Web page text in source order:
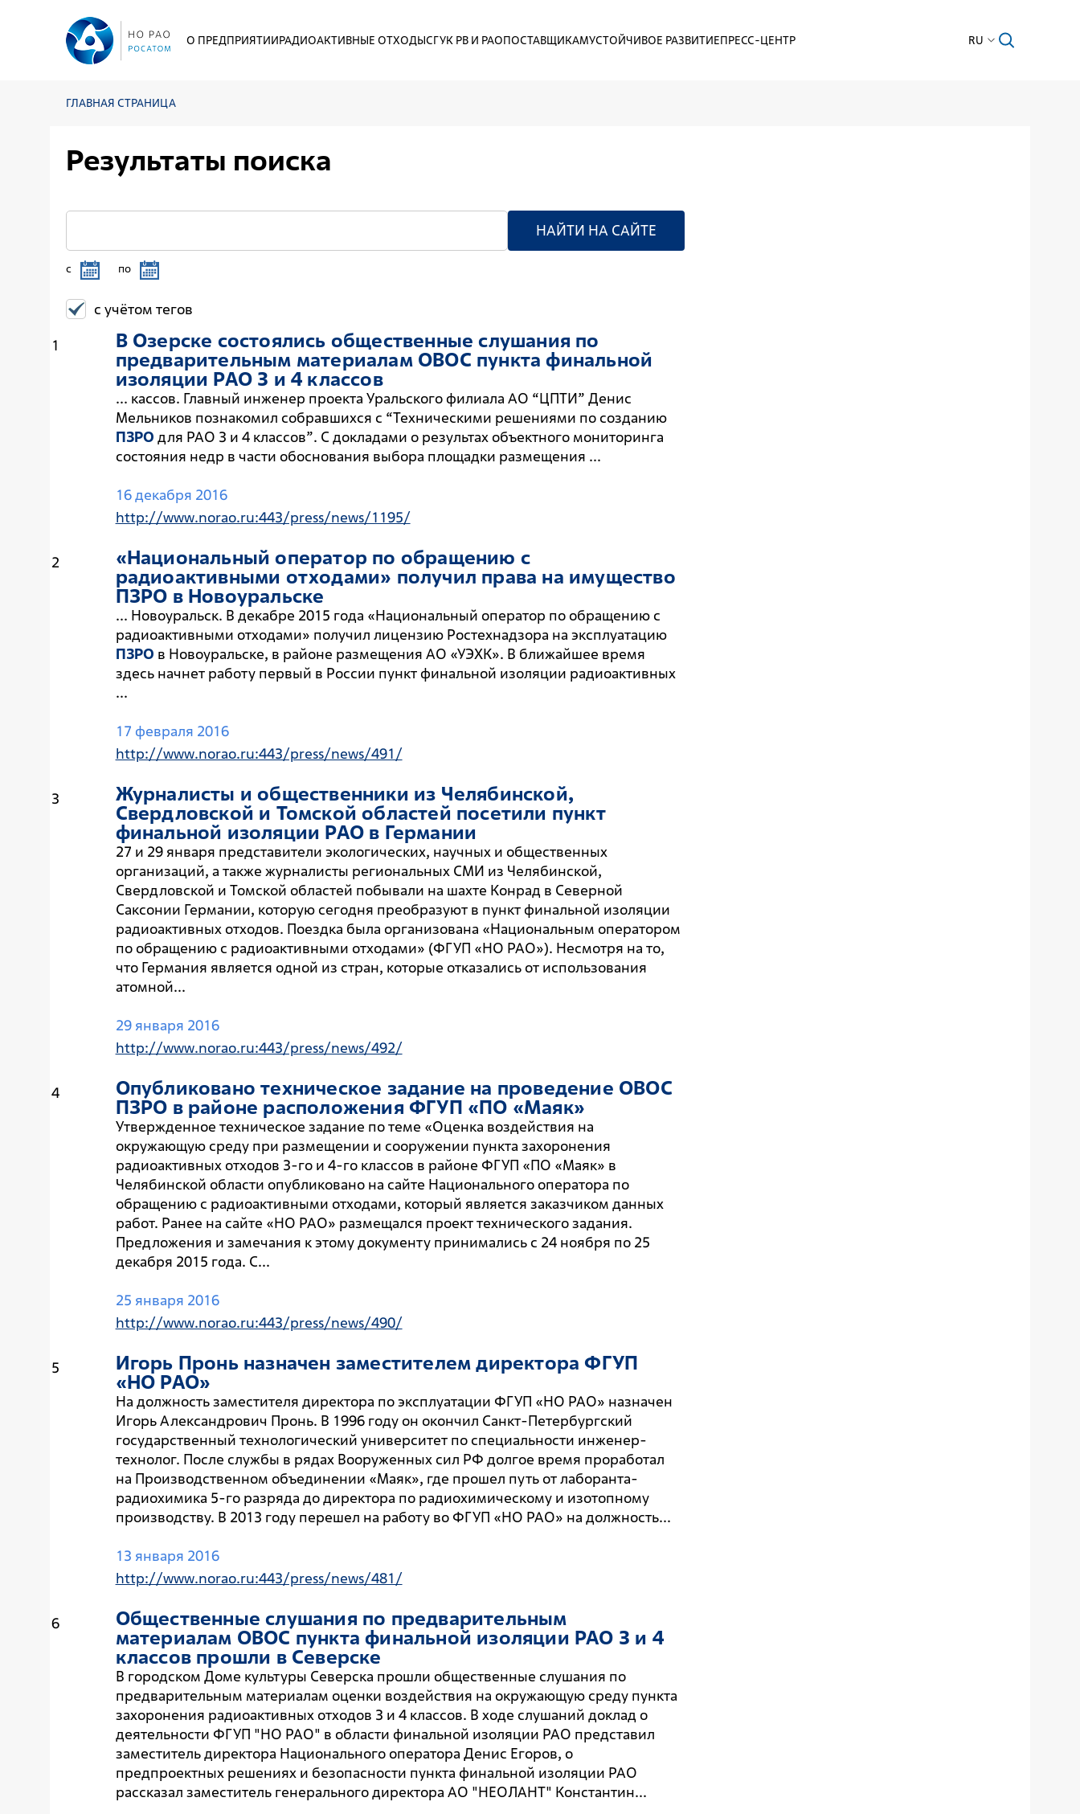
О ПРЕДПРИЯТИИРАДИОАКТИВНЫЕ ОТХОДЫСГУК РВ И РАОПОСТАВЩИКАМУСТОЙЧИВОЕ РАЗВИТИЕПРЕСС-ЦЕНТР RU
ГЛАВНАЯ СТРАНИЦА
Результаты поиска
НАЙТИ НА САЙТЕ
c по
с учётом тегов
1
В Озерске состоялись общественные слушания по
предварительным материалам ОВОС пункта финальной
изоляции РАО 3 и 4 классов
... кассов. Главный инженер проекта Уральского филиала АО “ЦПТИ” Денис
Мельников познакомил собравшихся с “Техническими решениями по созданию
ПЗРО для РАО 3 и 4 классов”. С докладами о результах объектного мониторинга
состояния недр в части обоснования выбора площадки размещения ...
16 декабря 2016
http://www.norao.ru:443/press/news/1195/
2 «Национальный оператор по обращению с
радиоактивными отходами» получил права на имущество
ПЗРО в Новоуральске
... Новоуральск. В декабре 2015 года «Национальный оператор по обращению с
радиоактивными отходами» получил лицензию Ростехнадзора на эксплуатацию
ПЗРО в Новоуральске, в районе размещения АО «УЭХК». В ближайшее время
здесь начнет работу первый в России пункт финальной изоляции радиоактивных
...
17 февраля 2016
http://www.norao.ru:443/press/news/491/
3 Журналисты и общественники из Челябинской,
Свердловской и Томской областей посетили пункт
финальной изоляции РАО в Германии
27 и 29 января представители экологических, научных и общественных
организаций, а также журналисты региональных СМИ из Челябинской,
Свердловской и Томской областей побывали на шахте Конрад в Северной
Саксонии Германии, которую сегодня преобразуют в пункт финальной изоляции
радиоактивных отходов. Поездка была организована «Национальным оператором
по обращению с радиоактивными отходами» (ФГУП «НО РАО»). Несмотря на то,
что Германия является одной из стран, которые отказались от использования
атомной...
29 января 2016
http://www.norao.ru:443/press/news/492/
4 Опубликовано техническое задание на проведение ОВОС
ПЗРО в районе расположения ФГУП «ПО «Маяк»
Утвержденное техническое задание по теме «Оценка воздействия на
окружающую среду при размещении и сооружении пункта захоронения
радиоактивных отходов 3-го и 4-го классов в районе ФГУП «ПО «Маяк» в
Челябинской области опубликовано на сайте Национального оператора по
обращению с радиоактивными отходами, который является заказчиком данных
работ. Ранее на сайте «НО РАО» размещался проект технического задания.
Предложения и замечания к этому документу принимались с 24 ноября по 25
декабря 2015 года. C...
25 января 2016
http://www.norao.ru:443/press/news/490/
5 Игорь Пронь назначен заместителем директора ФГУП
«НО РАО»
На должность заместителя директора по эксплуатации ФГУП «НО РАО» назначен
Игорь Александрович Пронь. В 1996 году он окончил Санкт-Петербургский
государственный технологический университет по специальности инженер-
технолог. После службы в рядах Вооруженных сил РФ долгое время проработал
на Производственном объединении «Маяк», где прошел путь от лаборанта-
радиохимика 5-го разряда до директора по радиохимическому и изотопному
производству. В 2013 году перешел на работу во ФГУП «НО РАО» на должность...
13 января 2016
http://www.norao.ru:443/press/news/481/
6 Общественные слушания по предварительным
материалам ОВОС пункта финальной изоляции РАО 3 и 4
классов прошли в Северске
В городском Доме культуры Северска прошли общественные слушания по
предварительным материалам оценки воздействия на окружающую среду пункта
захоронения радиоактивных отходов 3 и 4 классов. В ходе слушаний доклад о
деятельности ФГУП "НО РАО" в области финальной изоляции РАО представил
заместитель директора Национального оператора Денис Егоров, о
предпроектных решениях и безопасности пункта финальной изоляции РАО
рассказал заместитель генерального директора АО "НЕОЛАНТ" Константин...